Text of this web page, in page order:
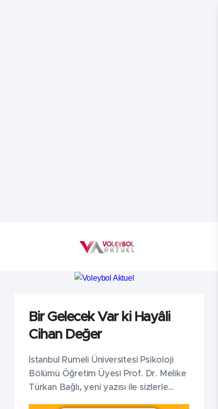
Bir Gelecek Var ki Hayâli
Cihan Değer
İstanbul Rumeli Üniversitesi Psikoloji
Bölümü Öğretim Üyesi Prof. Dr. Melike
Türkan Bağlı, yeni yazısı ile sizlerle...